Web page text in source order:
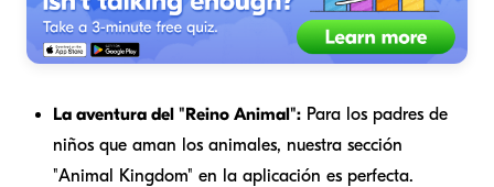
La aventura del "Reino Animal": Para los padres de
niños que aman los animales, nuestra sección
"Animal Kingdom" en la aplicación es perfecta.